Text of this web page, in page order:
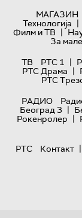
МАГАЗИН
Технологијa |
Филм и ТВ |
За
ТВ
РТС 1 |
РТС Драма |
РТС
РАДИО
Београд 3 |
Рокенролер |
РТС
Контакт |